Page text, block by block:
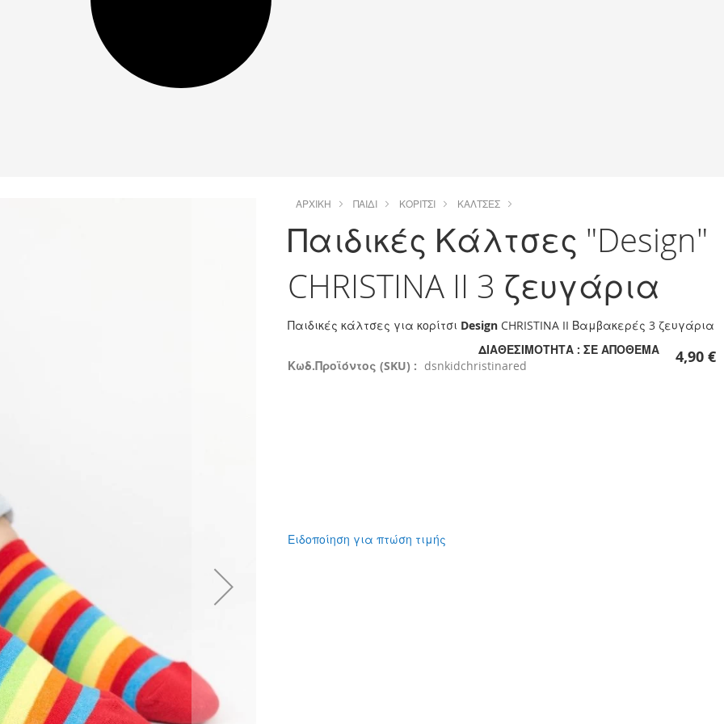
ΑΡΧΙΚΉ ΠΑΙΔΊ ΚΟΡΊΤΣΙ ΚΆΛΤΣΕΣ
Παιδικές Κάλτσες "Design"
CHRISTINA II 3 ζευγάρια
Παιδικές κάλτσες για κορίτσι Design CHRISTINA II Βαμβακερές 3 ζευγάρια
ΔΙΑΘΕΣΙΜΌΤΗΤΑ : ΣΕ ΑΠΌΘΕΜΑ
Κωδ.Προϊόντος (SKU) : dsnkidchristinared 4,90 €
Ειδοποίηση για πτώση τιμής